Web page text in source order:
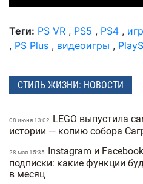
Теги: PS VR , PS5 , PS4 ,
, PS Plus , видеоигры ,
СТИЛЬ ЖИЗНИ: НОВОСТИ
08 июня 13:02
LEGO выпустила
истории — копию собора
28 мая 15:35 Instagram и
подписки: какие функции
в месяц